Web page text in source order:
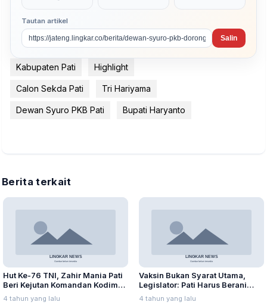
Tautan artikel
Salin
Kabupaten Pati Highlight
Calon Sekda Pati Tri Hariyama
Dewan Syuro PKB Pati Bupati Haryanto
Berita terkait
Hut Ke-76 TNI, Zahir Mania Pati
Beri Kejutan Komandan Kodim
0718
4 tahun yang lalu
Vaksin Bukan Syarat Utama,
Legislator: Pati Harus Berani
Mulai PTM
4 tahun yang lalu